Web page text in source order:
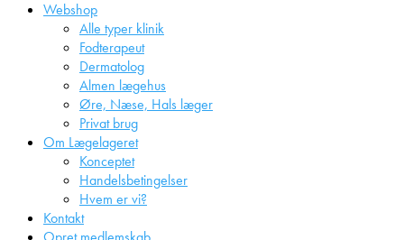
Webshop
Alle typer klinik
Fodterapeut
Dermatolog
Almen lægehus
Øre, Næse, Hals læger
Privat brug
Om Lægelageret
Konceptet
Handelsbetingelser
Hvem er vi?
Kontakt